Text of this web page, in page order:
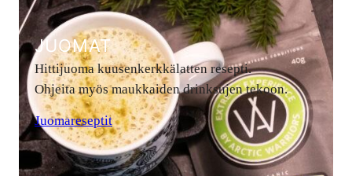
JUOMAT
Hittijuoma kuusenkerkkälatten resepti.
Ohjeita myös maukkaiden drinksujen tekoon.
Juomareseptit